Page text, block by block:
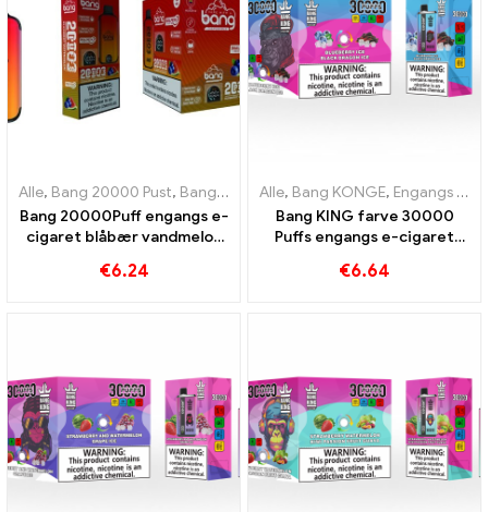
Alle, Bang 20000 Pust, Bang KONGE ,Engangs e-cigaretter,
Bang 20000Puff engangs e-
cigaret blåbær vandmelon
€6.24
Alle, Bang KONGE, Engangs e-cigaretter Litauen
Bang KING farve 30000
Puffs engangs e-cigaret
smagene Blueberry Ice og
€6.64